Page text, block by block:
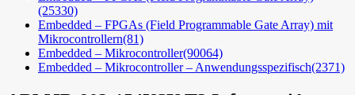
(25330)
Embedded – FPGAs (Field Programmable Gate Array) mit
Mikrocontrollern(81)
Embedded – Mikrocontroller(90064)
Embedded – Mikrocontroller – Anwendungsspezifisch(2371)